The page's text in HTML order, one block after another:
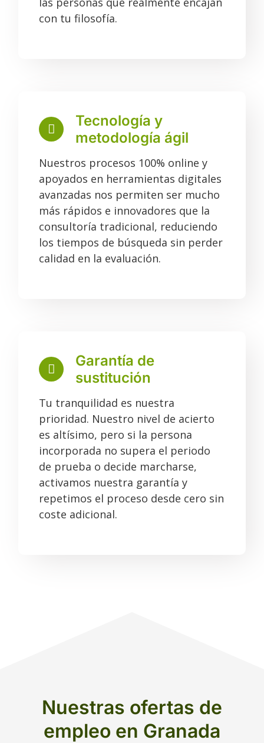
con tu filosofía.
Tecnología y
metodología ágil
Nuestros procesos 100% online y
apoyados en herramientas digitales
avanzadas nos permiten ser mucho
más rápidos e innovadores que la
consultoría tradicional, reduciendo
los tiempos de búsqueda sin perder
calidad en la evaluación.
Garantía de
sustitución
Tu tranquilidad es nuestra
prioridad. Nuestro nivel de acierto
es altísimo, pero si la persona
incorporada no supera el periodo
de prueba o decide marcharse,
activamos nuestra garantía y
repetimos el proceso desde cero sin
coste adicional.
Nuestras ofertas de
empleo en Granada